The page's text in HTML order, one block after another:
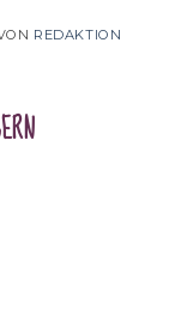
REDAKTION